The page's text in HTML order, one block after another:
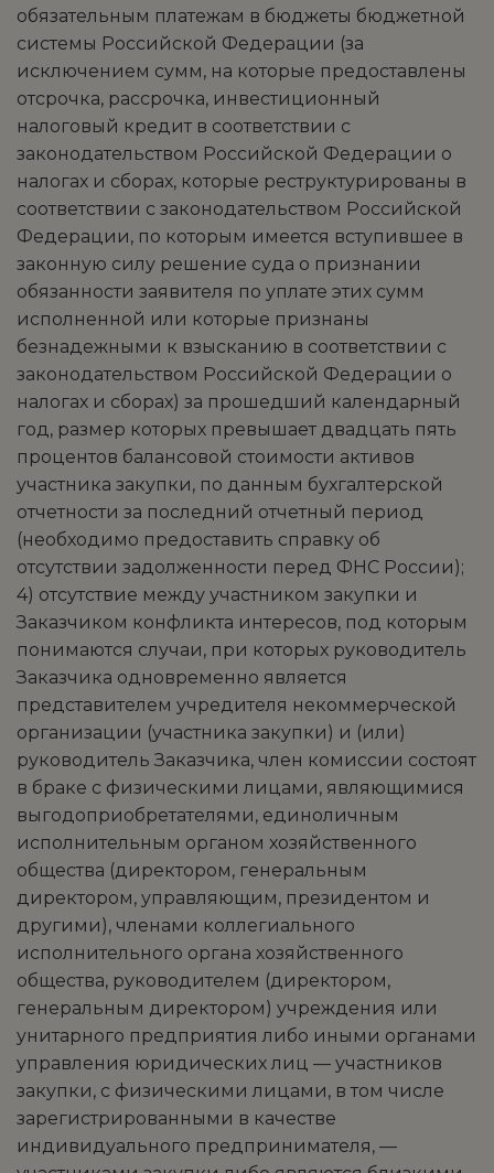
обязательным платежам в бюджеты бюджетной
системы Российской Федерации (за
исключением сумм, на которые предоставлены
отсрочка, рассрочка, инвестиционный
налоговый кредит в соответствии с
законодательством Российской Федерации о
налогах и сборах, которые реструктурированы в
соответствии с законодательством Российской
Федерации, по которым имеется вступившее в
законную силу решение суда о признании
обязанности заявителя по уплате этих сумм
исполненной или которые признаны
безнадежными к взысканию в соответствии с
законодательством Российской Федерации о
налогах и сборах) за прошедший календарный
год, размер которых превышает двадцать пять
процентов балансовой стоимости активов
участника закупки, по данным бухгалтерской
отчетности за последний отчетный период
(необходимо предоставить справку об
отсутствии задолженности перед ФНС России);
4) отсутствие между участником закупки и
Заказчиком конфликта интересов, под которым
понимаются случаи, при которых руководитель
Заказчика одновременно является
представителем учредителя некоммерческой
организации (участника закупки) и (или)
руководитель Заказчика, член комиссии состоят
в браке с физическими лицами, являющимися
выгодоприобретателями, единоличным
исполнительным органом хозяйственного
общества (директором, генеральным
директором, управляющим, президентом и
другими), членами коллегиального
исполнительного органа хозяйственного
общества, руководителем (директором,
генеральным директором) учреждения или
унитарного предприятия либо иными органами
управления юридических лиц — участников
закупки, с физическими лицами, в том числе
зарегистрированными в качестве
индивидуального предпринимателя, —